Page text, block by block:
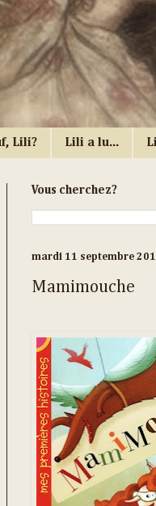
Lili? Lili a lu...
Vous cherchez?
mardi 11 septembre
Mamimouche